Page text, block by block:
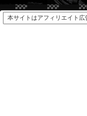
本サイトはアフィリエイト